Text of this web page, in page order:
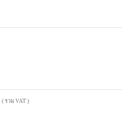
( รวม VAT )